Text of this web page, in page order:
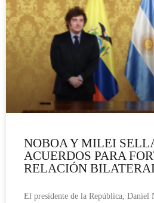
NOBOA Y MILEI
ACUERDOS PARA
RELACIÓN
El presidente de la República, Daniel